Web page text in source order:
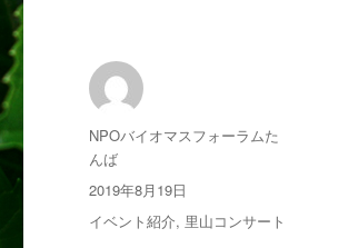
投
稿
者
NPOバイオマスフォーラムた
んば
投
稿
日:
2019年8月19日
カ
イベント紹介, 里山コンサート